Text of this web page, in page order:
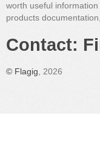
worth useful
products
Contact:
© Flagig , 2026